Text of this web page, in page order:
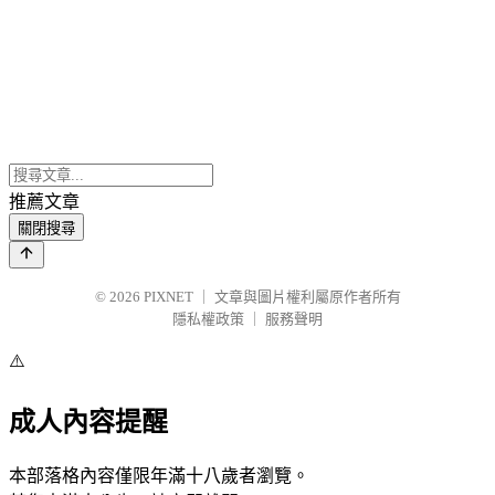
推薦文章
關閉搜尋
© 2026 PIXNET
文章與圖片權利屬原作者所有
隱私權政策
服務聲明
⚠️
成人內容提醒
本部落格內容僅限年滿十八歲者瀏覽。